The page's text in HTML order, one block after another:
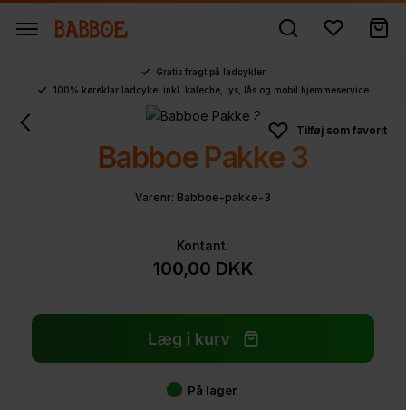
Gratis fragt på ladcykler
100% køreklar ladcykel inkl. kaleche, lys, lås og mobil hjemmeservice
Babboe Pakke 3
Varenr: Babboe-pakke-3
Kontant:
100,00 DKK
På lager